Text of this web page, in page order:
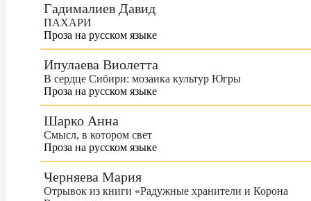
Гадималиев Давид
ПАХАРИ
Проза на русском языке
Ипулаева Виолетта
В сердце Сибири: мозаика культур Югры
Проза на русском языке
Шарко Анна
Смысл, в котором свет
Проза на русском языке
Черняева Мария
Отрывок из книги «Радужные хранители и Корона